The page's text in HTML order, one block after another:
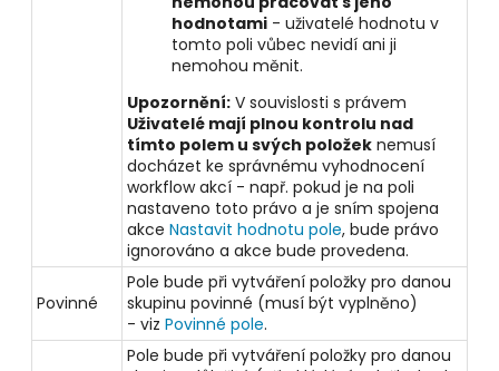
hodnotami - uživatelé hodnotu v
tomto poli vůbec nevidí ani ji
nemohou měnit.
Upozornění: V souvislosti s právem
Uživatelé mají plnou kontrolu nad
tímto polem u svých položek nemusí
docházet ke správnému vyhodnocení
workflow akcí - např. pokud je na poli
nastaveno toto právo a je sním spojena
akceNastavit hodnotu pole, bude právo
ignorováno a akce bude provedena.
Povinné
Pole bude při vytváření položky pro danou
skupinu povinné (musí být vyplněno)
-vizPovinné pole.
Pole bude při vytváření položky pro danou